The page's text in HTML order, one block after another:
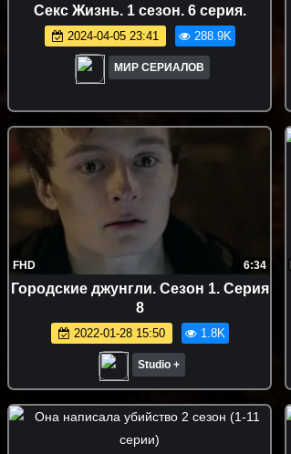
Секс Жизнь. 1 сезон. 6 серия.
2024-04-05 23:41 288.9K
МИР СЕРИАЛОВ
FHD 6:34
Городские джунгли. Сезон 1. Серия
8
2022-01-28 15:50 1.8K
Studio +